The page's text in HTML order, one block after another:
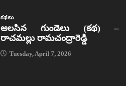
కథలు
అలసిన గుండెలు (కథ) –
రాచమల్లు రామచంద్రారెడ్డి
Tuesday, April 7, 2026